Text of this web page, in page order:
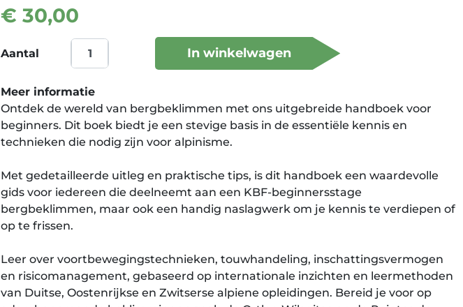
€ 30,00
Aantal In winkelwagen
Meer informatie
Ontdek de wereld van bergbeklimmen met ons uitgebreide handboek voor
beginners. Dit boek biedt je een stevige basis in de essentiële kennis en
technieken die nodig zijn voor alpinisme.
Met gedetailleerde uitleg en praktische tips, is dit handboek een waardevolle
gids voor iedereen die deelneemt aan een KBF-beginnersstage
bergbeklimmen, maar ook een handig naslagwerk om je kennis te verdiepen of
op te frissen.
Leer over voortbewegingstechnieken, touwhandeling, inschattingsvermogen
en risicomanagement, gebaseerd op internationale inzichten en leermethoden
van Duitse, Oostenrijkse en Zwitserse alpiene opleidingen. Bereid je voor op